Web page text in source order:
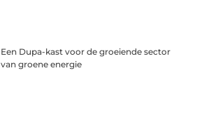
Een Dupa-kast voor de groeiende sector
van groene energie